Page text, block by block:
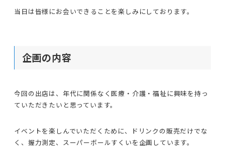
当日は皆様にお会いできることを楽しみにしております。
企画の内容
今回の出店は、年代に関係なく医療・介護・福祉に興味を持っ
ていただきたいと思っています。
イベントを楽しんでいただくために、ドリンクの販売だけでな
く、握力測定、スーパーボールすくいを企画しています。